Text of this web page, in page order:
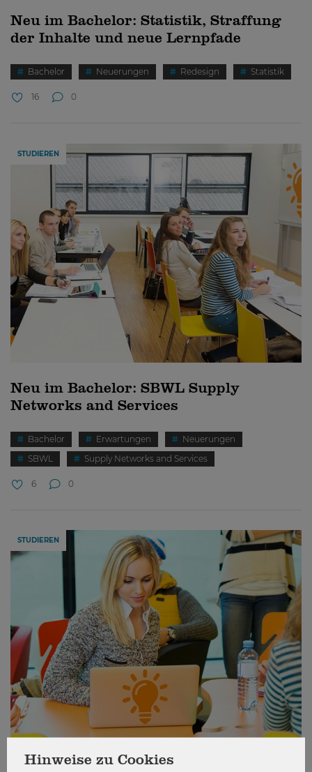
Neu im Bachelor: Statistik, Straffung
der Inhalte und neue Lernpfade
Bachelor Neuerungen Redesign Statistik
16 0
STUDIEREN
Neu im Bachelor: SBWL Supply
Networks and Services
Bachelor Erwartungen
Neuerungen
SBWL
Supply Networks and Services
6 0
STUDIEREN
Hinweise zu Cookies